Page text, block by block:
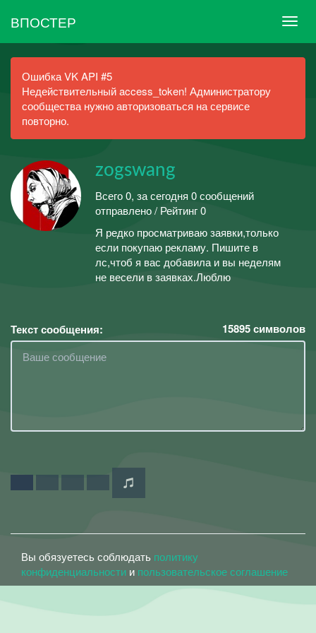
ВПОСТЕР
Ошибка VK API #5
Недействительный access_token! Администратору
сообщества нужно авторизоваться на сервисе
повторно.
zogswang
Всего 0, за сегодня 0 сообщений
отправлено / Рейтинг 0
Я редко просматриваю заявки,только
если покупаю рекламу. Пишите в
лс,чтоб я вас добавила и вы неделям
не весели в заявках.Люблю
Текст сообщения: 15895символов
Вы обязуетесь соблюдать политику
конфиденциальности и пользовательское соглашение